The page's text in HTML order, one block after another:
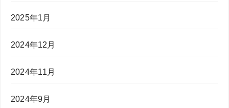
2025年1月
2024年12月
2024年11月
2024年9月